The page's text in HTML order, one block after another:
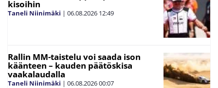
kisoihin
Taneli Niinimäki | 06.08.2026 12:49
Rallin MM-taistelu voi saada ison
käänteen – kauden päätöskisa
vaakalaudalla
Taneli Niinimäki | 06.08.202600:07